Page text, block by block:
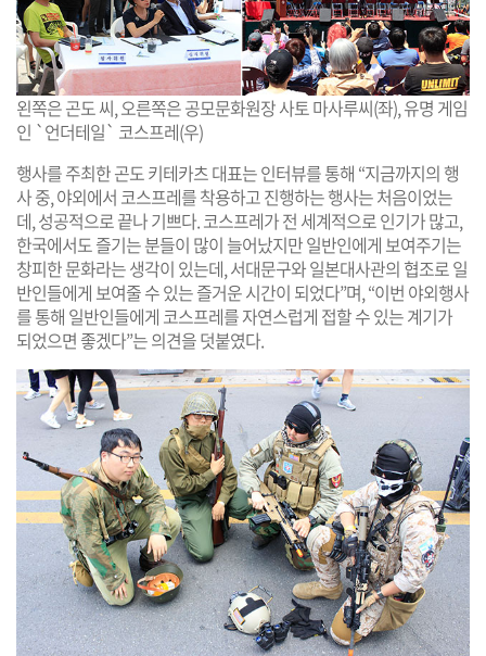
왼쪽은 곤도 씨, 오른쪽은 공모문화원장 사토 마사루씨(좌), 유명 게임
인 `언더테일` 코스프레(우)
행사를 주최한 곤도 키테카츠 대표는 인터뷰를 통해 “지금까지의 행
사 중, 야외에서 코스프레를 착용하고 진행하는 행사는 처음이었는
데, 성공적으로 끝나 기쁘다. 코스프레가 전 세계적으로 인기가 많고,
한국에서도 즐기는 분들이 많이 늘어났지만 일반인에게 보여주기는
창피한 문화라는 생각이 있는데, 서대문구와 일본대사관의 협조로 일
반인들에게 보여줄 수 있는 즐거운 시간이 되었다”며, “이번 야외행사
를 통해 일반인들에게 코스프레를 자연스럽게 접할 수 있는 계기가
되었으면 좋겠다”는 의견을 덧붙였다.